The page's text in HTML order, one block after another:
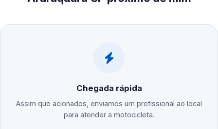
Chegada rápida
Assim que acionados, enviamos um profissional ao local
para atender a motocicleta.